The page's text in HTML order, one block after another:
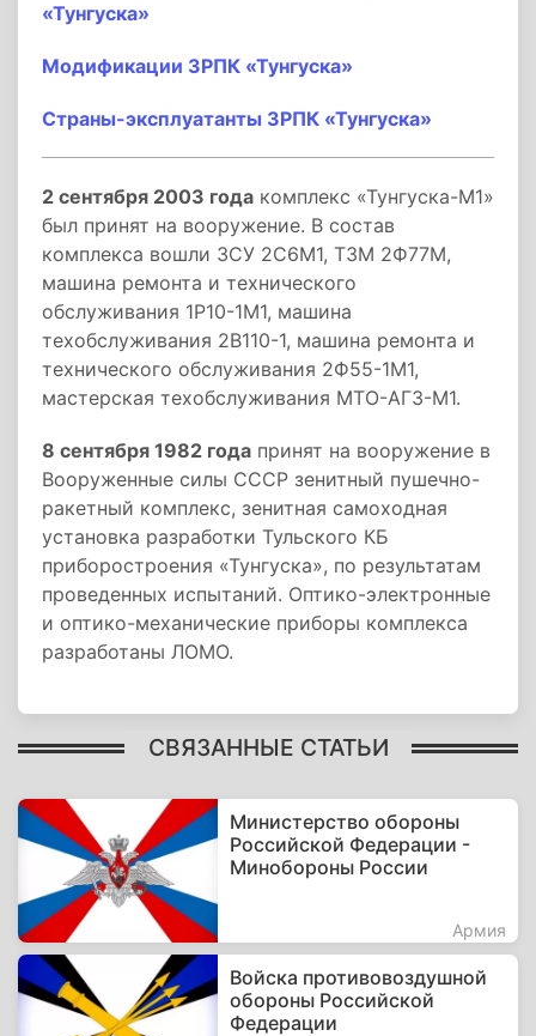
«Тунгуска»
Модификации ЗРПК «Тунгуска»
Страны-эксплуатанты ЗРПК «Тунгуска»
2 сентября 2003 года комплекс «Тунгуска-М1»
был принят на вооружение. В состав
комплекса вошли ЗСУ 2С6М1, ТЗМ 2Ф77М,
машина ремонта и технического
обслуживания 1Р10-1М1, машина
техобслуживания 2В110-1, машина ремонта и
технического обслуживания 2Ф55-1М1,
мастерская техобслуживания МТО-АГЗ-М1.
8 сентября 1982 года принят на вооружение в
Вооруженные силы СССР зенитный пушечно-
ракетный комплекс, зенитная самоходная
установка разработки Тульского КБ
приборостроения «Тунгуска», по результатам
проведенных испытаний. Оптико-электронные
и оптико-механические приборы комплекса
разработаны ЛОМО.
СВЯЗАННЫЕ СТАТЬИ
Министерство обороны
Российской Федерации -
Минобороны России
Армия
Войска противовоздушной
обороны Российской
Федерации